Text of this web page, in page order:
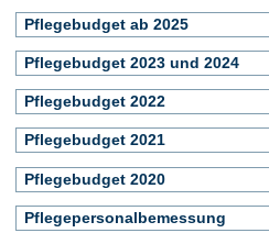
Pflegebudget ab 2025
Pflegebudget 2023 und 2024
Pflegebudget 2022
Pflegebudget 2021
Pflegebudget 2020
Pflegepersonalbemessung